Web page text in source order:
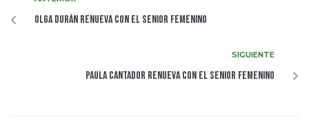
Olga Durán renueva con el Senior Femenino
SIGUIENTE
Paula Cantador renueva con el Senior Femenino